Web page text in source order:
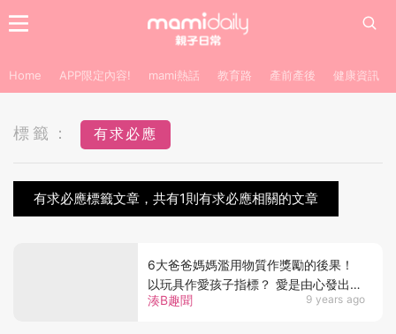
Home APP限定內容! mami熱話 教育路 產前產後 健康資訊
標籤： 有求必應
有求必應標籤文章，共有1則有求必應相關的文章
湊B趣聞 9 years ago
6大爸爸媽媽濫用物質作獎勵的後果！
以玩具作愛孩子指標？ 愛是由心發出
的！